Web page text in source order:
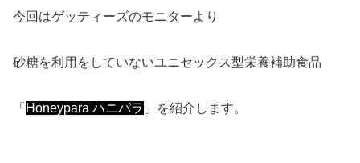
今回はゲッティーズのモニターより
砂糖を利用をしていないユニセックス型栄養補助食品
「 Honeypara ハニパラ 」を紹介します。